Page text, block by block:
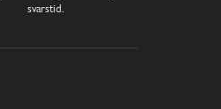
svarstid.